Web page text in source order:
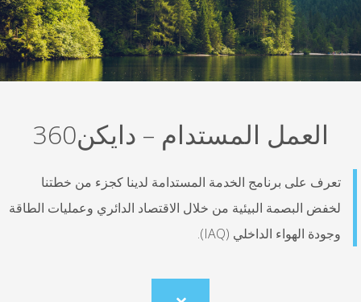
العمل المستدام – دايكن360
تعرف على برنامج الخدمة المستدامة لدينا كجزء من خطتنا
لخفض البصمة البيئية من خلال الاقتصاد الدائري وعمليات الطاقة
وجودة الهواء الداخلي (IAQ).